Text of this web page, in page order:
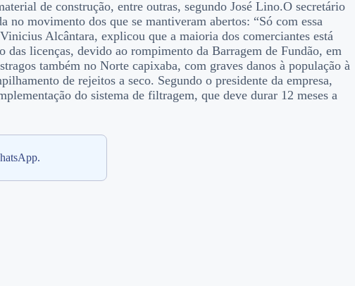
de construção, entre outras, segundo José Lino.O secretário
no movimento dos que se mantiveram abertos: “Só com essa
Alcântara, explicou que a maioria dos comerciantes está
das licenças, devido ao rompimento da Barragem de Fundão, em
também no Norte capixaba, com graves danos à população à
de rejeitos a seco. Segundo o presidente da empresa,
do sistema de filtragem, que deve durar 12 meses a